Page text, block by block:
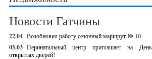
Новости Гатчины
22.04 Возобновил работу сезонный маршрут № 10
05.03 Перинатальный центр приглашает на День
открытых дверей!